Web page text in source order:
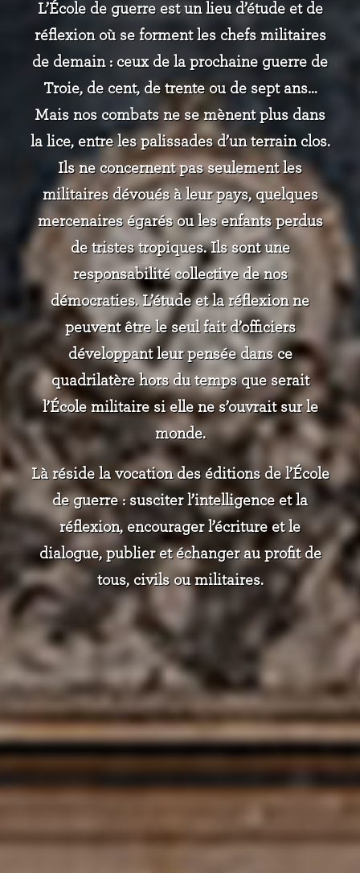
L’École de guerre est un lieu d’étude et de
réflexion où se forment les chefs militaires
de demain : ceux de la prochaine guerre de
Troie, de cent, de trente ou de sept ans…
Mais nos combats ne se mènent plus dans
la lice, entre les palissades d’un terrain clos.
Ils ne concernent pas seulement les
militaires dévoués à leur pays, quelques
mercenaires égarés ou les enfants perdus
de tristes tropiques. Ils sont une
responsabilité collective de nos
démocraties. L’étude et la réflexion ne
peuvent être le seul fait d’officiers
développant leur pensée dans ce
quadrilatère hors du temps que serait
l’École militaire si elle ne s’ouvrait sur le
monde.
Là réside la vocation des éditions de l’École
de guerre : susciter l’intelligence et la
réflexion, encourager l’écriture et le
dialogue, publier et échanger au profit de
tous, civils ou militaires.